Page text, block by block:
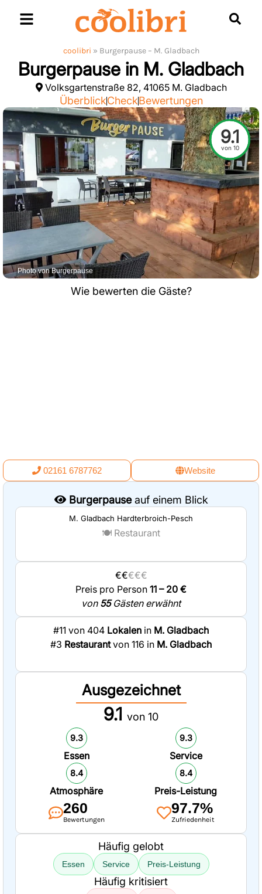
coolibri » Burgerpause – M. Gladbach
Burgerpause in M. Gladbach
Volksgartenstraße 82, 41065 M. Gladbach
ÜberblickCheckBewertungen
9.1
von 10
Photo von Burgerpause
Wie bewerten die Gäste?
02161 6787762 Website
Burgerpauseauf einem Blick
M. Gladbach Hardterbroich-Pesch
🍽️ Restaurant
€€€€€
Preis pro Person 11 – 20 €
von 55Gästen erwähnt
#11 von 404 Lokalen in M. Gladbach
#3 Restaurantvon 116 in M. Gladbach
Ausgezeichnet
9.1 von 10
9.3
Essen
9.3
Service
8.4
Atmosphäre
8.4
Preis-Leistung
260
Bewertungen
97.7%
Zufriedenheit
Häufig gelobt
Essen Service Preis-Leistung
Häufig kritisiert